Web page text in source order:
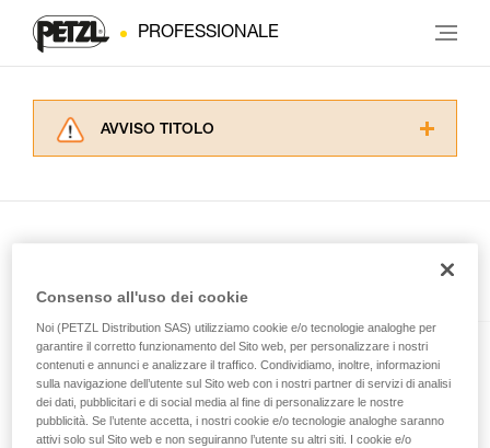
PROFESSIONALE
AVVISO TITOLO
formazione ed un addestramento specifico.
Verificate con un professionista la vostra
capacità di rifare la manovra, da soli, in piena
sicurezza, prima di riprodurla autonomamente.
Forniamo esempi di tecniche relative alla vostra
attività. Ne possono esistere altre che non
vengono qui descritte.
Presente nell'articolo
SWIFT® RL
Lampada frontale potente,
compatta, leggera e ricaricabile,
dotata della tecnologia
Consenso all'uso dei cookie
Noi (PETZL Distribution SAS) utilizziamo cookie e/o tecnologie analoghe per
garantire il corretto funzionamento del Sito web, per personalizzare i nostri
contenuti e annunci e analizzare il traffico. Condividiamo, inoltre, informazioni
sulla navigazione dell’utente sul Sito web con i nostri partner di servizi di analisi
dei dati, pubblicitari e di social media al fine di personalizzare le nostre
pubblicità. Se l’utente accetta, i nostri cookie e/o tecnologie analoghe saranno
attivi solo sul Sito web e non seguiranno l’utente su altri siti. I cookie e/o